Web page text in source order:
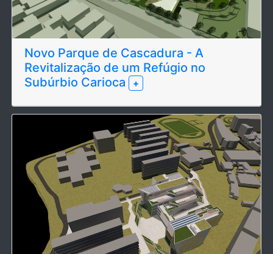
Novo Parque de Cascadura - A
Revitalização de um Refúgio no
Subúrbio Carioca
+